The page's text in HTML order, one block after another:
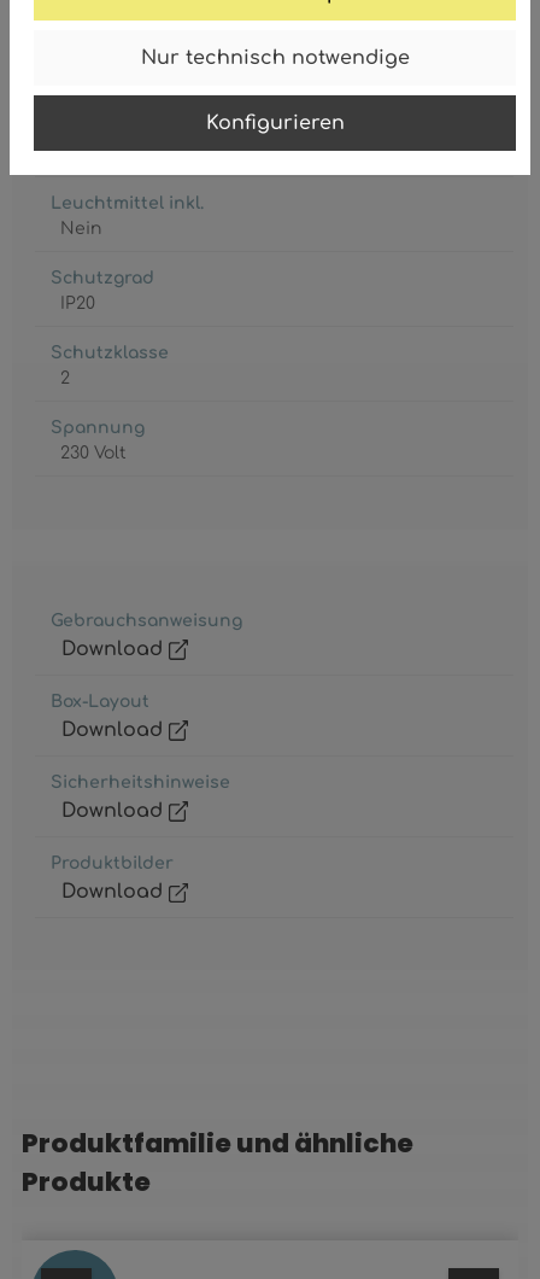
Nur technisch notwendige
Konfigurieren
Leistungsaufnahme
max. 40 Watt
Leuchtmittel inkl.
Nein
Schutzgrad
IP20
Schutzklasse
2
Spannung
230 Volt
Gebrauchsanweisung
Download
Box-Layout
Download
Sicherheitshinweise
Download
Produktbilder
Download
Produktgalerie überspringen
Produktfamilie und ähnliche
Produkte